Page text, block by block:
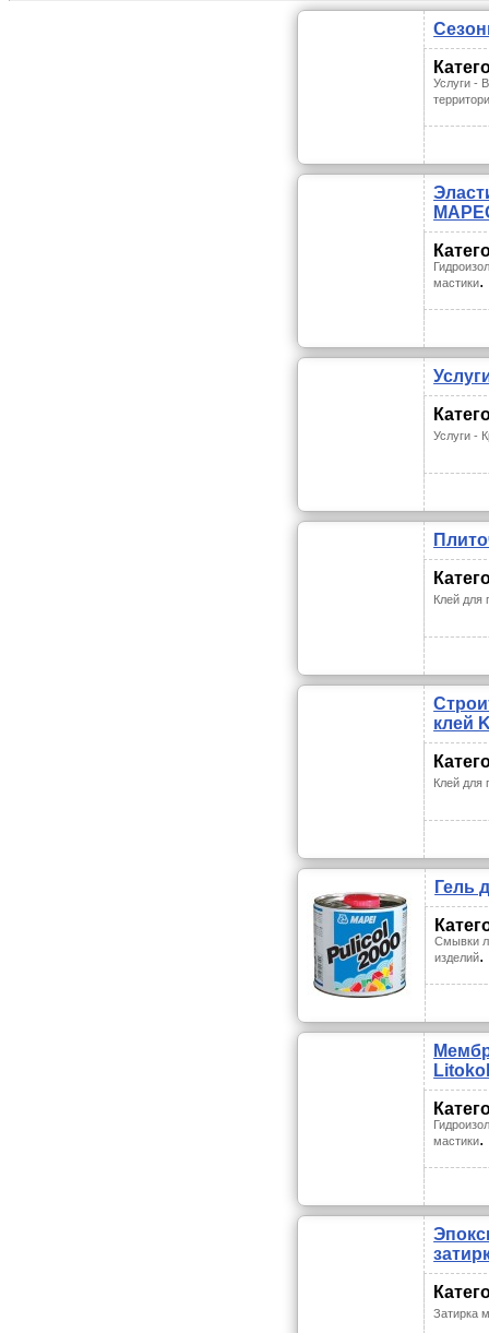
Услуги -
мастики.
Услуги -
Клей для
клей
Клей для
Гель
Смывки
изделий.
мастики.
Затирка